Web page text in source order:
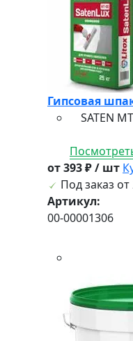
Гипсовая
SATEN
от 393 ₽ / шт
Под заказ от
Артикул:
00-00001306